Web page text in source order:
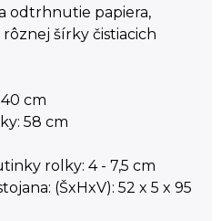
odtrhnutie papiera,
šírky čistiacich
cm
58 cm
rolky: 4 - 7,5 cm
(ŠxHxV): 52 x 5 x 95